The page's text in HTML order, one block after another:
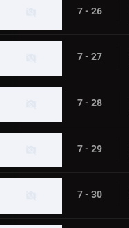
7 - 26
7 - 27
7 - 28
7 - 29
7 - 30